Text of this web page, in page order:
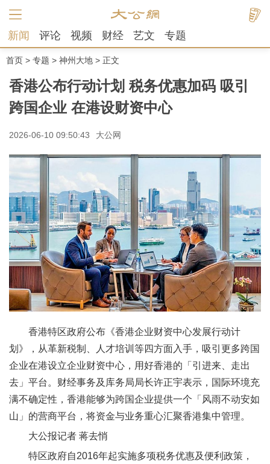
新闻 评论 视频 财经 艺文 专题
首页 > 专题 > 神州大地 > 正文
香港公布行动计划 税务优惠加码 吸引
跨国企业 在港设财资中心
2026-06-10 09:50:43 大公网
香港特区政府公布《香港企业财资中心发展行动计
划》，从革新税制、人才培训等四方面入手，吸引更多跨国
企业在港设立企业财资中心，用好香港的「引进来、走出
去」平台。财经事务及库务局局长许正宇表示，国际环境充
满不确定性，香港能够为跨国企业提供一个「风雨不动安如
山」的营商平台，将资金与业务重心汇聚香港集中管理。
大公报记者 蒋去悄
特区政府自2016年起实施多项税务优惠及便利政策，